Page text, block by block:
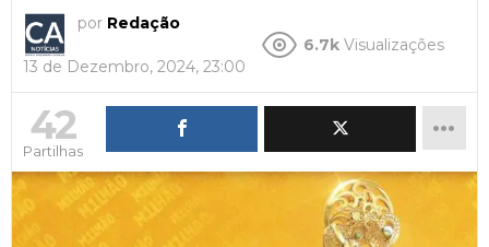
por Redação
13 de Dezembro, 2024, 23:00
6.7k Visualizações
42
Partilhas